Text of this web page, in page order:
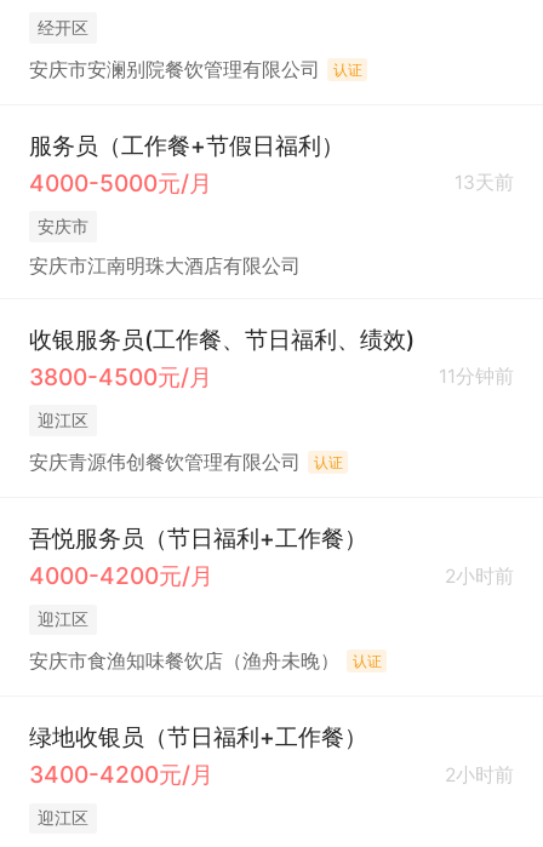
经开区
安庆市安澜别院餐饮管理有限公司 认证
服务员（工作餐+节假日福利）
4000-5000元/月
13天前
安庆市
安庆市江南明珠大酒店有限公司
收银服务员(工作餐、节日福利、绩效)
3800-4500元/月
11分钟前
迎江区
安庆青源伟创餐饮管理有限公司 认证
吾悦服务员（节日福利+工作餐）
4000-4200元/月
2小时前
迎江区
安庆市食渔知味餐饮店（渔舟未晚） 认证
绿地收银员（节日福利+工作餐）
3400-4200元/月
2小时前
迎江区